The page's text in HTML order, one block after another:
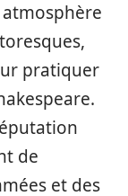
pratiquer
de
et des